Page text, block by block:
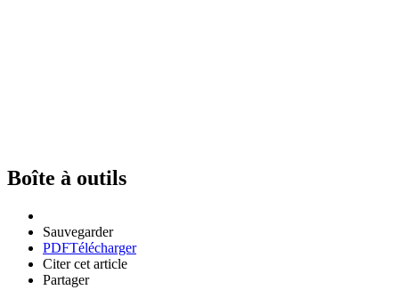
Boîte à outils
Sauvegarder
PDFTélécharger
Citer cet article
Partager